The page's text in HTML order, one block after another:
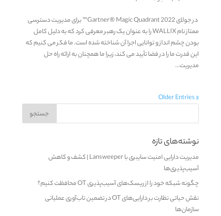
در جولای 2022 Gartner® Magic Quadrant™ برای مدیریت دسترسی
ممتاز نام WALLIX را به عنوان یک رهبر معرفی کرد که به دلیل کامل
بودن چشم انداز و توانایی اجرا آن شناخته شده است. ما فکر می کنیم که
این قدرت ما را در فضا تأیید می کند، زیرا ما همچنان به ارائه راه حل
مدیریت...
« Older Entries
نوشته‌های تازه
مدیریت دارایی امنیت سایبری با Lansweeper | کشف و کاهش
آسیب‌پذیری‌ها
چگونه شبکه خود را از ریسک‌های آسیب‌پذیری OT محافظت کنیم؟
نقش حیاتی نظارت بر دارایی‌های OT در تضمین تاب‌آوری عملیاتی
سازمان‌ها